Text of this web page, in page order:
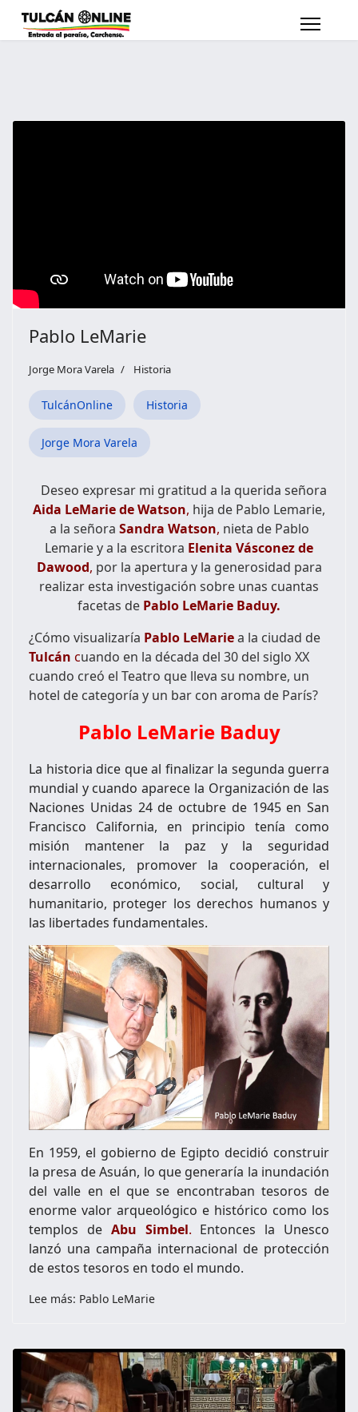
Pablo LeMarie
Jorge Mora Varela Historia
TulcánOnline Historia
Jorge Mora Varela
Deseo expresar mi gratitud a la querida señora
Aida LeMarie de Watson, hija de Pablo Lemarie,
a la señora Sandra Watson, nieta de Pablo
Lemarie y a la escritora Elenita Vásconez de
Dawood, por la apertura y la generosidad para
realizar esta investigación sobre unas cuantas
facetas de Pablo LeMarie Baduy.
¿Cómo visualizaría Pablo LeMariea la ciudad de
Tulcán cuando en la década del 30 del siglo XX
cuando creó el Teatro que lleva su nombre, un
hotel de categoría y un bar con aroma de París?
Pablo LeMarie Baduy
La historia dice que al finalizar la segunda guerra
mundial y cuando aparece la Organización de las
Naciones Unidas 24 de octubre de 1945 en San
Francisco California, en principio tenía como
misión mantener la paz y la seguridad
internacionales, promover la cooperación, el
desarrollo económico, social, cultural y
humanitario, proteger los derechos humanos y
las libertades fundamentales.
En 1959, el gobierno de Egipto decidió construir
la presa de Asuán, lo que generaría la inundación
del valle en el que se encontraban tesoros de
enorme valor arqueológico e histórico como los
templos de Abu Simbel. Entonces la Unesco
lanzó una campaña internacional de protección
de estos tesoros en todo el mundo.
Lee más: Pablo LeMarie